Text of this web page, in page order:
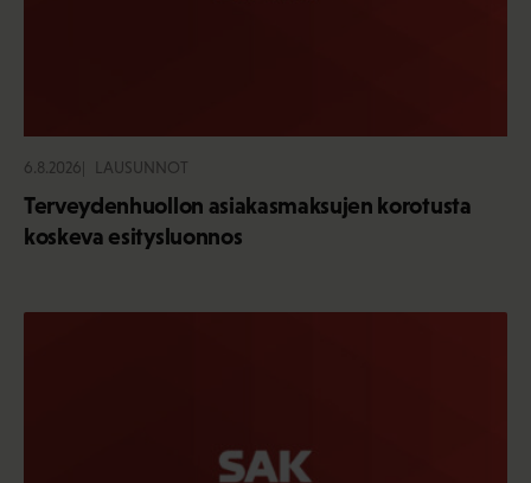
6.8.2026 LAUSUNNOT
Terveydenhuollon asiakasmaksujen korotusta
koskeva esitysluonnos